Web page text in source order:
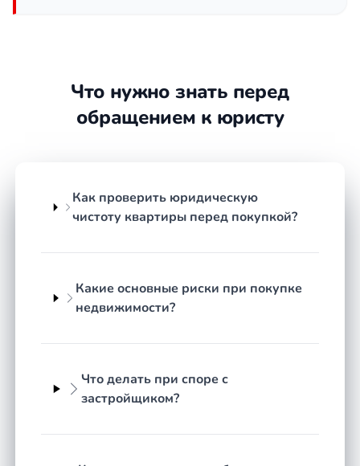
выстроить порядок действий так, чтобы интересы
клиента были защищены на каждом этапе.
Спектр вопросов в сфере недвижимости широк и
затрагивает как куплю-продажу, так и
отношения. Чаще всего к специалисту обращаются
сопровождение сделки купли-продажи
оформление и проверка договора
споры с застройщиком о сроках, качестве и
Что нужно знать перед
обращением к юристу
Как проверить юридическую
чистоту квартиры перед покупкой?
Какие основные риски при покупке
недвижимости?
Что делать при споре с
застройщиком?